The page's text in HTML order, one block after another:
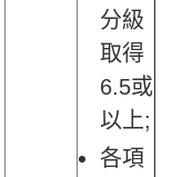
分級
取得
6.5或
以上;
各項